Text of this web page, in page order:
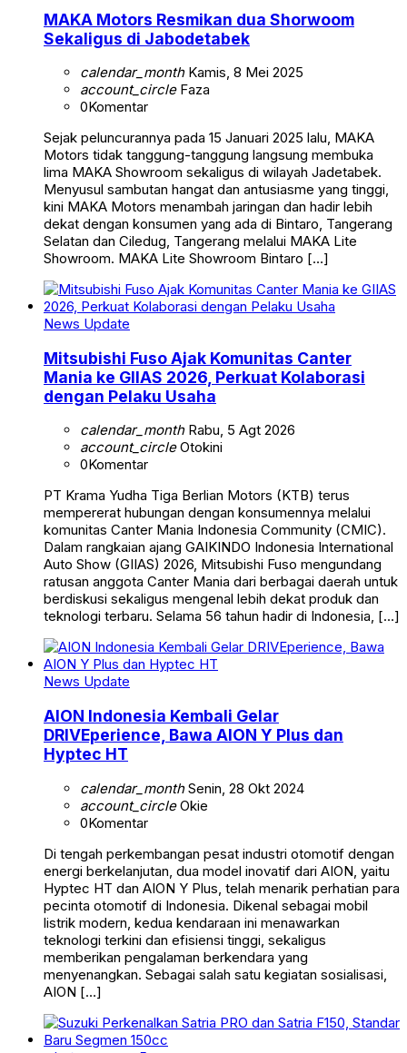
MAKA Motors Resmikan dua Shorwoom
Sekaligus di Jabodetabek
calendar_monthKamis, 8 Mei 2025
account_circleFaza
0Komentar
Sejak peluncurannya pada 15 Januari 2025 lalu, MAKA
Motors tidak tanggung-tanggung langsung membuka
lima MAKA Showroom sekaligus di wilayah Jadetabek.
Menyusul sambutan hangat dan antusiasme yang tinggi,
kini MAKA Motors menambah jaringan dan hadir lebih
dekat dengan konsumen yang ada di Bintaro, Tangerang
Selatan dan Ciledug, Tangerang melalui MAKA Lite
Showroom. MAKA Lite Showroom Bintaro […]
News Update
Mitsubishi Fuso Ajak Komunitas Canter
Mania ke GIIAS 2026, Perkuat Kolaborasi
dengan Pelaku Usaha
calendar_monthRabu, 5 Agt 2026
account_circleOtokini
0Komentar
PT Krama Yudha Tiga Berlian Motors (KTB) terus
mempererat hubungan dengan konsumennya melalui
komunitas Canter Mania Indonesia Community (CMIC).
Dalam rangkaian ajang GAIKINDO Indonesia International
Auto Show (GIIAS) 2026, Mitsubishi Fuso mengundang
ratusan anggota Canter Mania dari berbagai daerah untuk
berdiskusi sekaligus mengenal lebih dekat produk dan
teknologi terbaru. Selama 56 tahun hadir di Indonesia, […]
News Update
AION Indonesia Kembali Gelar
DRIVEperience, Bawa AION Y Plus dan
Hyptec HT
calendar_monthSenin, 28 Okt 2024
account_circleOkie
0Komentar
Di tengah perkembangan pesat industri otomotif dengan
energi berkelanjutan, dua model inovatif dari AION, yaitu
Hyptec HT dan AION Y Plus, telah menarik perhatian para
pecinta otomotif di Indonesia. Dikenal sebagai mobil
listrik modern, kedua kendaraan ini menawarkan
teknologi terkini dan efisiensi tinggi, sekaligus
memberikan pengalaman berkendara yang
menyenangkan. Sebagai salah satu kegiatan sosialisasi,
AION […]